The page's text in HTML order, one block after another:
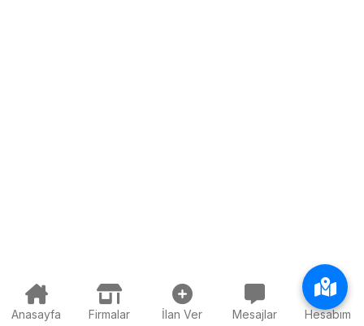
Anasayfa Firmalar İlan Ver Mesajlar Hesabım